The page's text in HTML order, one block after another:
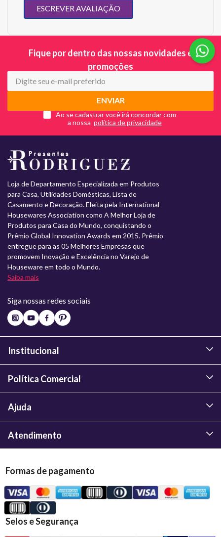
ESCREVER AVALIAÇÃO
Fique por dentro das nossas novidades e
promoções
ENVIAR
Ao se cadastrar você irá concordar com
a nossa
Loja de Departamento Especializada em Produtos
para Casa, Utilidades Domésticas, Lista de
Casamento e Decoração. Eleita pela International
Housewares Association como A Melhor Loja de
Produtos para Casa do Mundo, conquistando o
Prêmio Global Innovation Awards em 2015. Prêmio
entregue para as 05 Melhores Empresas que
promovem Inovação e Excelência no Varejo de
Houseware em todo o Mundo.
Saiba mais
Siga nossas redes sociais
Institucional
Política Comercial
Ajuda
Atendimento
Formas de pagamento
Selos e Segurança